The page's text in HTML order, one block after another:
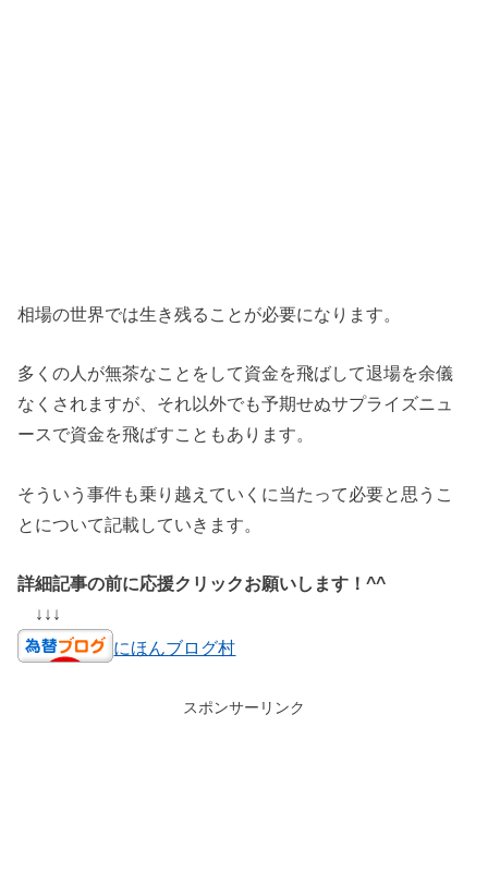
相場の世界では生き残ることが必要になります。
多くの人が無茶なことをして資金を飛ばして退場を余儀
なくされますが、それ以外でも予期せぬサプライズニュ
ースで資金を飛ばすこともあります。
そういう事件も乗り越えていくに当たって必要と思うこ
とについて記載していきます。
詳細記事の前に応援クリックお願いします！^^
↓↓↓
にほんブログ村
スポンサーリンク